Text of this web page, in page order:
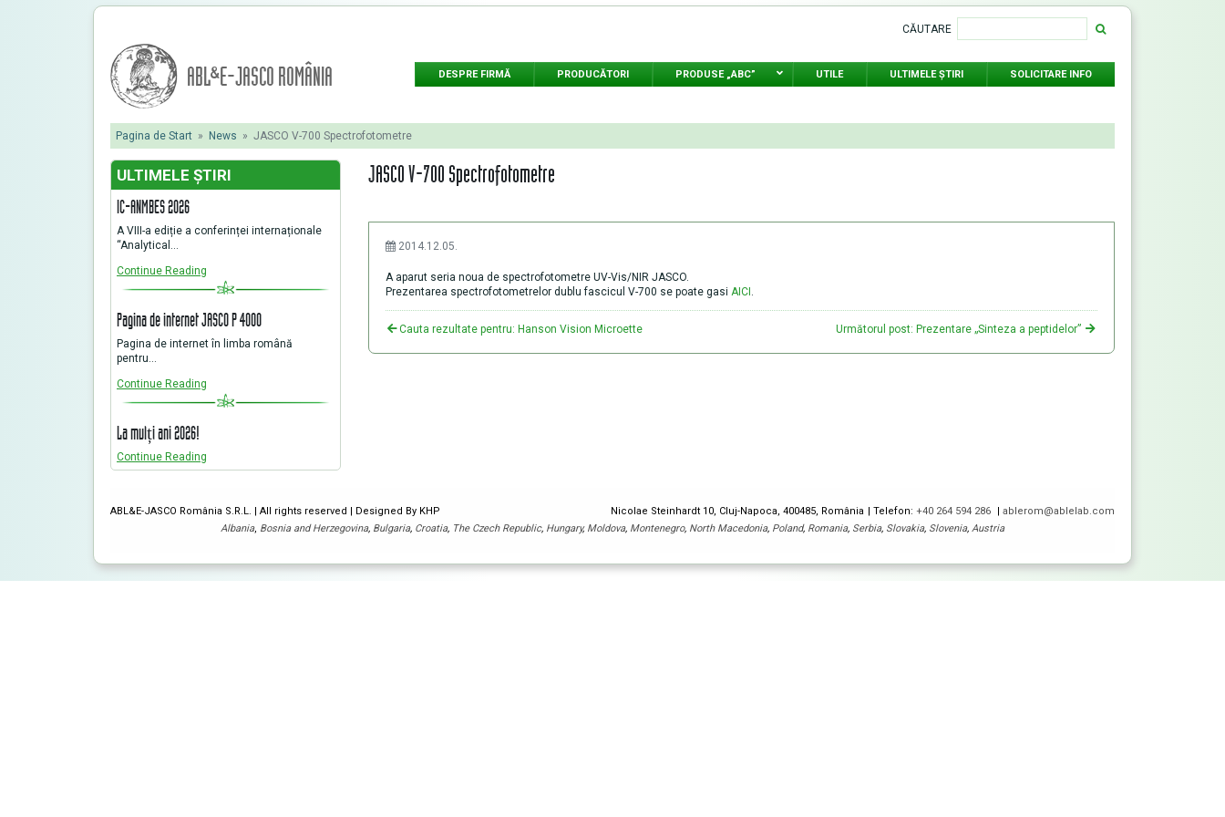
CĂUTARE
ABL&E-JASCO ROMÂNIA DESPRE FIRMĂ PRODUCĂTORI PRODUSE „ABC” UTILE ULTIMELE ŞTIRI SOLICITARE INFO
Pagina de Start » News » JASCO V-700 Spectrofotometre
JASCO V-700 Spectrofotometre
2014.12.05.
A aparut seria noua de spectrofotometre UV-Vis/NIR JASCO.
Prezentarea spectrofotometrelor dublu fascicul V-700 se poate gasi AICI
Cauta rezultate pentru: Hanson Vision Microette Următorul post: Prezentare „Sinteza a peptidelor”
ULTIMELE ŞTIRI
IC-ANMBES 2026
A VIII-a ediție a conferinței internaționale
“Analytical…
Continue Reading
Pagina de internet JASCO P 4000
Pagina de internet în limba română
pentru…
Continue Reading
La mulți ani 2026!
Continue Reading
ABL&E-JASCO România S.R.L. | All rights reserved | Designed By KHP Nicolae Steinhardt 10, Cluj-Napoca, 400485, România Telefon: +40 264 594 286
ablerom@ablelab.com
Albania, Bosnia and Herzegovina, Bulgaria, Croatia, The Czech Republic, Hungary, Moldova, Montenegro, North Macedonia, Poland, Romania, Serbia, Slovakia, Slovenia, Austria